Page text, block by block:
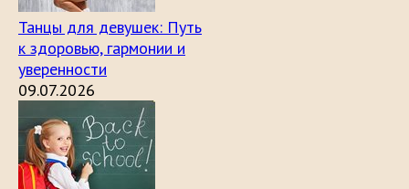
Танцы для девушек: Путь
к здоровью, гармонии и
уверенности
09.07.2026